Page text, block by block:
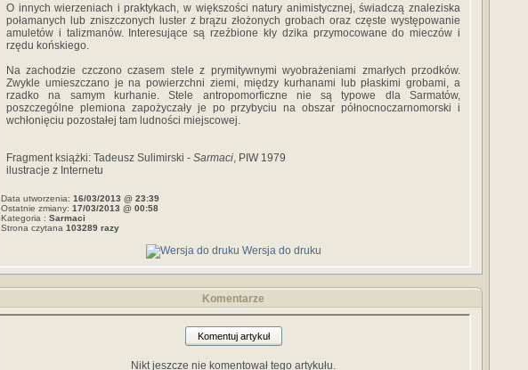
O innych wierzeniach i praktykach, w większości natury animistycznej, świadczą znaleziska
połamanych lub zniszczonych luster z brązu złożonych grobach oraz częste występowanie
amuletów i talizmanów. Interesujące są rzeźbione kły dzika przymocowane do mieczów i
rzędu końskiego.
Na zachodzie czczono czasem stele z prymitywnymi wyobrażeniami zmarłych przodków.
Zwykle umieszczano je na powierzchni ziemi, między kurhanami lub płaskimi grobami, a
rzadko na samym kurhanie. Stele antropomorficzne nie są typowe dla Sarmatów,
poszczególne plemiona zapożyczały je po przybyciu na obszar północnoczarnomorski i
wchłonięciu pozostałej tam ludności miejscowej.
Fragment książki: Tadeusz Sulimirski - Sarmaci, PIW 1979
ilustracje z Internetu
Data utworzenia: 16/03/2013 @ 23:39
Ostatnie zmiany: 17/03/2013 @ 00:58
Kategoria : Sarmaci
Strona czytana 103289 razy
Wersja do druku
Komentarze
Komentuj artykuł
Nikt jeszcze nie komentował tego artykułu.